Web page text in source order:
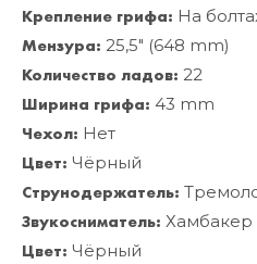
Крепление грифа: На
Мензура: 25,5" (648 mm)
Количество ладов: 22
Ширина грифа: 43 mm
Чехол: Нет
Цвет: Чёрный
Струнодержатель:
Звукосниматель: Хамбакер
Цвет: Чёрный